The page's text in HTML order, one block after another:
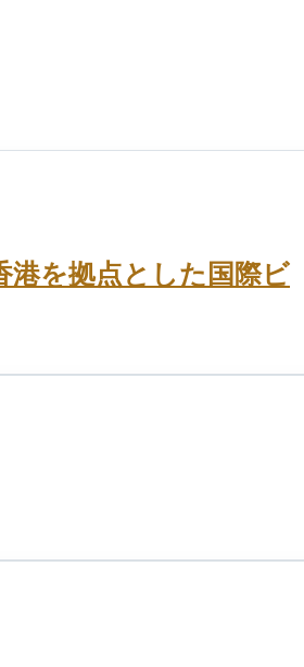
を拠点とした国際ビ